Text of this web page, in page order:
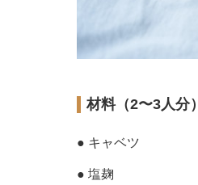
材料（2〜3人分）
● キャベツ
● 塩麹